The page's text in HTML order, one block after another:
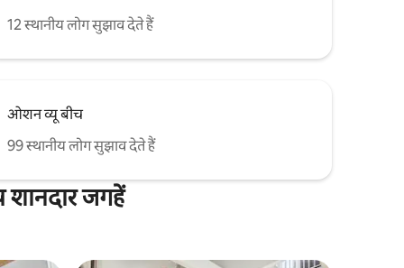
12 स्थानीय लोग सुझाव देते हैं
ओशन व्यू बीच
99 स्थानीय लोग सुझाव देते हैं
शानदार जगहें